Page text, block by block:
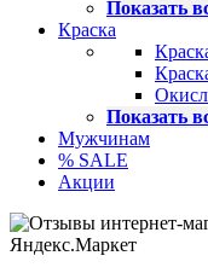
Показать
Краска
Показать
Мужчинам
% SALE
Акции